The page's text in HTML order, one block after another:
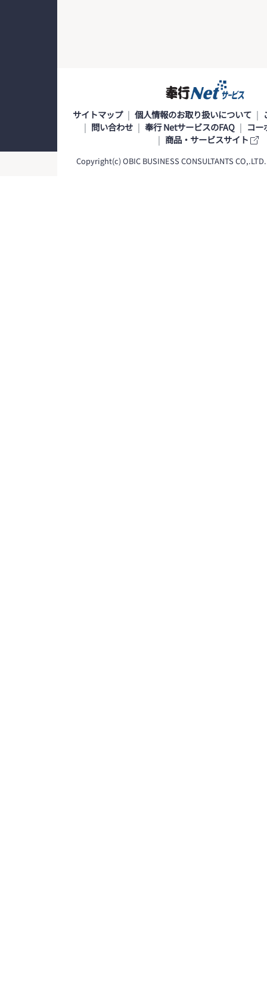
サイトマップ 個人情報のお取り扱いについて
問い合わせ
奉行 NetサービスのFAQ
コー
商品・サービスサイト
Copyright(c) OBIC BUSINESS CONSULTANTS